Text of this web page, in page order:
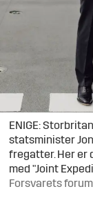
ENIGE:
statsminister
fregatter. Her er
med "Joint
Forsvarets forum